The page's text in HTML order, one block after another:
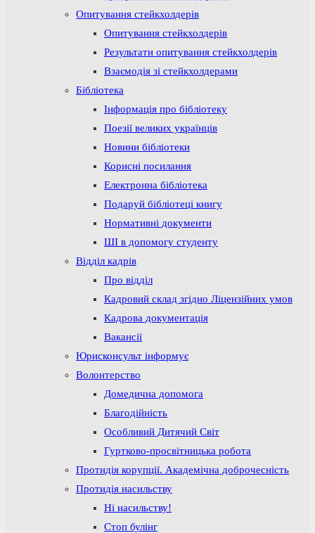
Опитування стейкхолдерів
Опитування стейкхолдерів
Результати опитування стейкхолдерів
Взаємодія зі стейкхолдерами
Бібліотека
Інформація про бібліотеку
Поезії великих українців
Новини бібліотеки
Корисні посилання
Електронна бібліотека
Подаруй бібліотеці книгу
Нормативні документи
ШІ в допомогу студенту
Відділ кадрів
Про відділ
Кадровий склад згідно Ліцензійних умов
Кадрова документація
Вакансії
Юрисконсульт інформує
Волонтерство
Домедична допомога
Благодійність
Особливий Дитячий Світ
Гуртково-просвітницька робота
Протидія корупції. Академічна доброчесність
Протидія насильству
Ні насильству!
Стоп булінг